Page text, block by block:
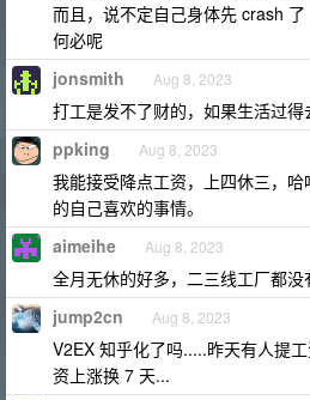
而且，说不定自己身体先 crash 了
何必呢
jonsmith Aug 8, 2023
打工是发不了财的，如果生活过得
ppking Aug 8, 2023
我能接受降点工资，上四休三，
的自己喜欢的事情。
aimeihe Aug 8, 2023
全月无休的好多，二三线工厂都没
jump2cn Aug 8, 2023
V2EX 知乎化了吗.....昨天有人提
资上涨换 7 天...